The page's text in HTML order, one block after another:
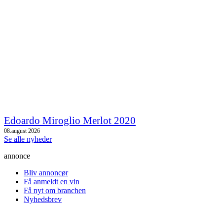
Edoardo Miroglio Merlot 2020
08.august 2026
Se alle nyheder
annonce
Bliv annoncør
Få anmeldt en vin
Få nyt om branchen
Nyhedsbrev